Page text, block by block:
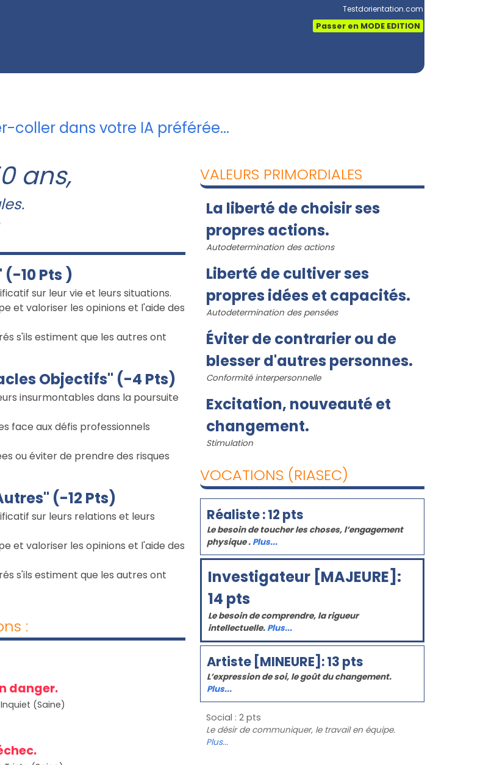
Testdorientation.com
Passer en MODE EDITION
coller dans votre IA préférée...
ans,
(-10 Pts )
sur leur vie et leurs situations.
et valoriser les opinions et l'aide des
s'ils estiment que les autres ont
Objectifs" (-4 Pts)
insurmontables dans la poursuite
face aux défis professionnels
ou éviter de prendre des risques
(-12 Pts)
sur leurs relations et leurs
et valoriser les opinions et l'aide des
s'ils estiment que les autres ont
:
danger.
(Saine)
VALEURS PRIMORDIALES
La liberté de choisir ses
propres actions.
Autodetermination des actions
Liberté de cultiver ses
propres idées et capacités.
Autodetermination des pensées
Éviter de contrarier ou de
blesser d'autres personnes.
Conformité interpersonnelle
Excitation, nouveauté et
changement.
Stimulation
VOCATIONS (RIASEC)
Réaliste : 12 pts
Le besoin de toucher les choses, l’engagement
physique . Plus...
Investigateur [MAJEURE]:
14 pts
Le besoin de comprendre, la rigueur
intellectuelle. Plus...
Artiste [MINEURE]: 13 pts
L’expression de soi, le goût du changement.
Plus...
Social : 2 pts
Le désir de communiquer, le travail en équipe.
Plus...